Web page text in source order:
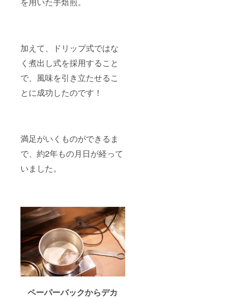
加えて、ドリップ式ではな
く煮出し式を採用すること
で、風味を引き立たせるこ
とに成功したのです！
満足がいくものができるま
で、約2年もの月日が経って
いました。
ペーパーバックからデカ